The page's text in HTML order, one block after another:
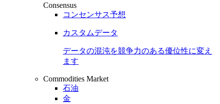
Consensus
コンセンサス予想
カスタムデータ
データの混沌を競争力のある優位性に変え
ます
Commodities Market
石油
金